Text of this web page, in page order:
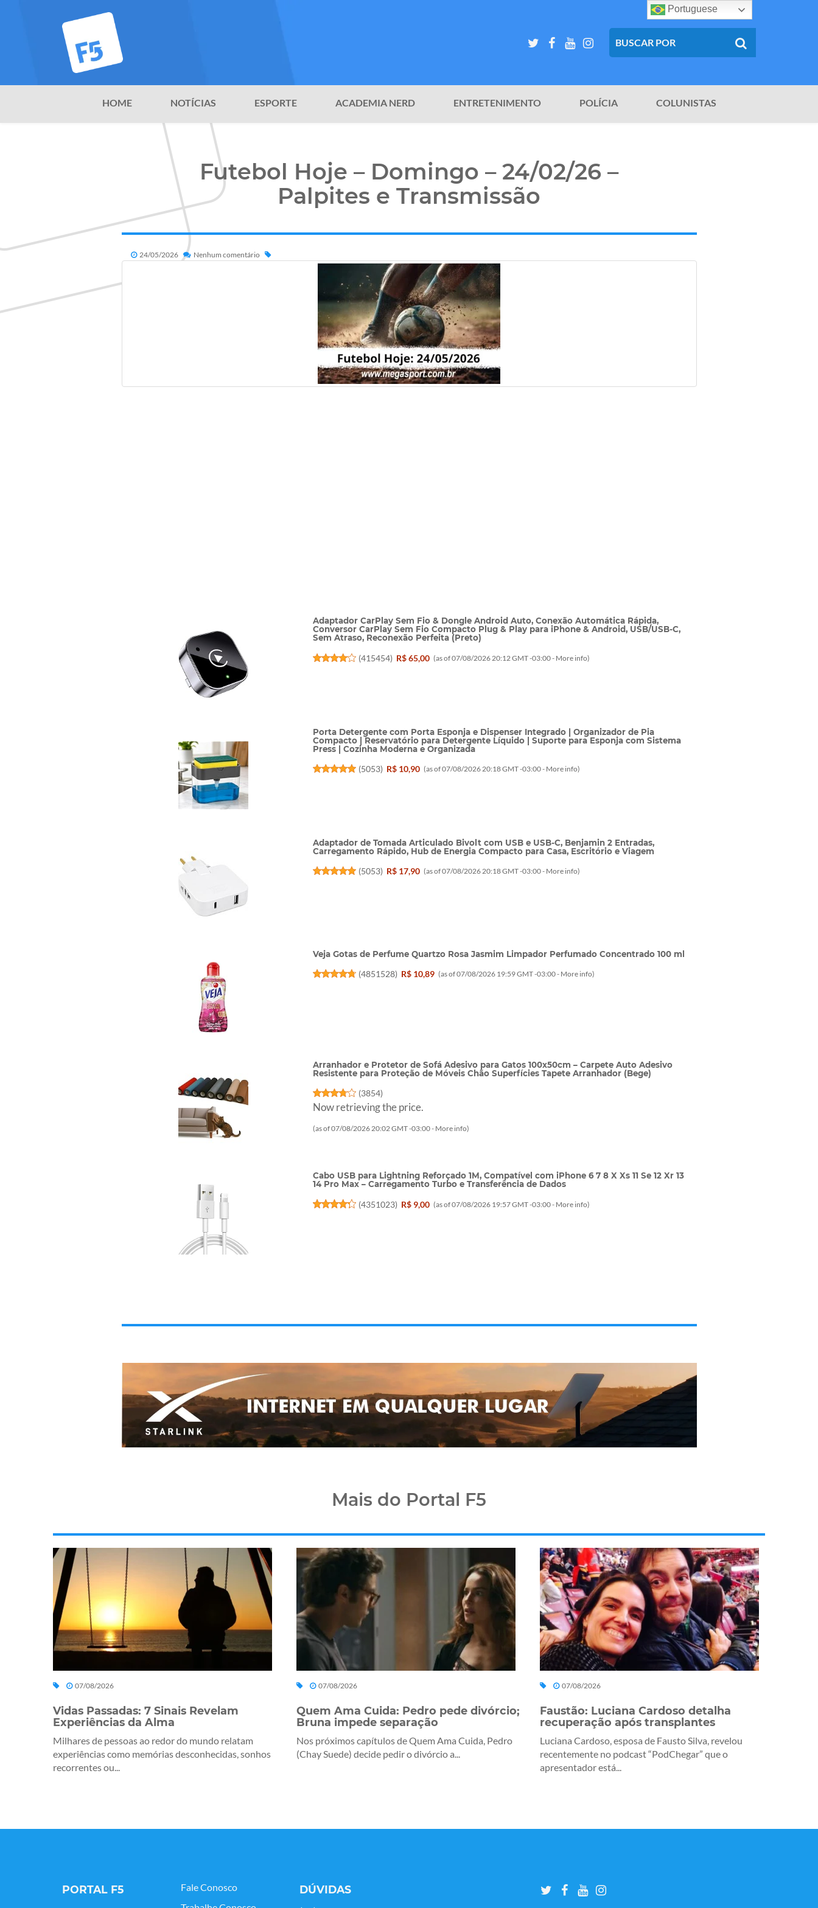
HOME NOTÍCIAS ESPORTE ACADEMIA NERD ENTRETENIMENTO POLÍCIA COLUNISTAS
Futebol Hoje – Domingo – 24/02/26 –
Palpites e Transmissão
24/05/2026 Nenhum comentário
Adaptador CarPlay Sem Fio & Dongle Android Auto, Conexão Automática Rápida,
Conversor CarPlay Sem Fio Compacto Plug & Play para iPhone & Android, USB/USB-C,
Sem Atraso, Reconexão Perfeita (Preto)
(415454) R$ 65,00 (as of 07/08/2026 20:12 GMT -03:00 - More info)
Porta Detergente com Porta Esponja e Dispenser Integrado | Organizador de Pia
Compacto | Reservatório para Detergente Líquido | Suporte para Esponja com Sistema
Press | Cozinha Moderna e Organizada
(5053) R$ 10,90 (as of 07/08/2026 20:18 GMT -03:00 - More info)
Adaptador de Tomada Articulado Bivolt com USB e USB-C, Benjamin 2 Entradas,
Carregamento Rápido, Hub de Energia Compacto para Casa, Escritório e Viagem
(5053) R$ 17,90 (as of 07/08/2026 20:18 GMT -03:00 - More info)
Veja Gotas de Perfume Quartzo Rosa Jasmim Limpador Perfumado Concentrado 100 ml
(4851528) R$ 10,89 (as of 07/08/2026 19:59 GMT -03:00 - More info)
Arranhador e Protetor de Sofá Adesivo para Gatos 100x50cm – Carpete Auto Adesivo
Resistente para Proteção de Móveis Chão Superfícies Tapete Arranhador (Bege)
(3854)
Now retrieving the price.
(as of 07/08/2026 20:02 GMT -03:00 - More info)
Cabo USB para Lightning Reforçado 1M, Compatível com iPhone 6 7 8 X Xs 11 Se 12 Xr 13
14 Pro Max – Carregamento Turbo e Transferência de Dados
(4351023) R$ 9,00 (as of 07/08/2026 19:57 GMT -03:00 - More info)
Mais do Portal F5
07/08/2026
Vidas Passadas: 7 Sinais Revelam
Experiências da Alma
Milhares de pessoas ao redor do mundo relatam
experiências como memórias desconhecidas, sonhos
recorrentes ou...
07/08/2026
Quem Ama Cuida: Pedro pede divórcio;
Bruna impede separação
Nos próximos capítulos de Quem Ama Cuida, Pedro
(Chay Suede) decide pedir o divórcio a...
07/08/2026
Faustão: Luciana Cardoso detalha
recuperação após transplantes
Luciana Cardoso, esposa de Fausto Silva, revelou
recentemente no podcast “PodChegar” que o
apresentador está...
PORTAL F5
Fale Conosco
DÚVIDAS
Portuguese